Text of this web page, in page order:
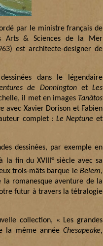
par le ministre français de
Arts & Sciences de la Mer
est architecte-designer de
dans le légendaire
de DonningtonetLes
il met en images Tanâtos
avec Xavier Dorison et Fabien
complet : Le Neptune et
dessinées, par exemple en
la fin du XVIIIe siècle avec sa
trois-mâts barque leBelem,
romanesque aventure de la
futur à travers la tétralogie
collection, « Les grandes
la même année Chesapeake,